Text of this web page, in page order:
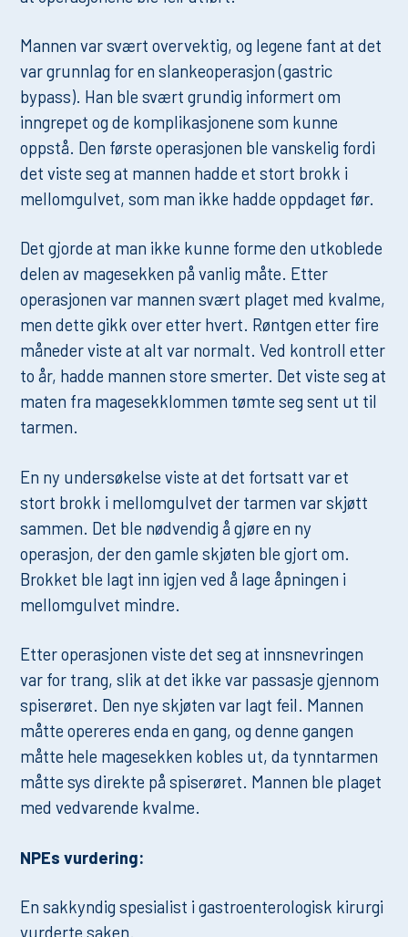
Mannen var svært overvektig, og legene fant at det
var grunnlag for en slankeoperasjon (gastric
bypass). Han ble svært grundig informert om
inngrepet og de komplikasjonene som kunne
oppstå. Den første operasjonen ble vanskelig fordi
det viste seg at mannen hadde et stort brokk i
mellomgulvet, som man ikke hadde oppdaget før.
Det gjorde at man ikke kunne forme den utkoblede
delen av magesekken på vanlig måte. Etter
operasjonen var mannen svært plaget med kvalme,
men dette gikk over etter hvert. Røntgen etter fire
måneder viste at alt var normalt. Ved kontroll etter
to år, hadde mannen store smerter. Det viste seg at
maten fra magesekklommen tømte seg sent ut til
tarmen.
En ny undersøkelse viste at det fortsatt var et
stort brokk i mellomgulvet der tarmen var skjøtt
sammen. Det ble nødvendig å gjøre en ny
operasjon, der den gamle skjøten ble gjort om.
Brokket ble lagt inn igjen ved å lage åpningen i
mellomgulvet mindre.
Etter operasjonen viste det seg at innsnevringen
var for trang, slik at det ikke var passasje gjennom
spiserøret. Den nye skjøten var lagt feil. Mannen
måtte opereres enda en gang, og denne gangen
måtte hele magesekken kobles ut, da tynntarmen
måtte sys direkte på spiserøret. Mannen ble plaget
med vedvarende kvalme.
NPEs vurdering:
En sakkyndig spesialist i gastroenterologisk kirurgi
vurderte saken.